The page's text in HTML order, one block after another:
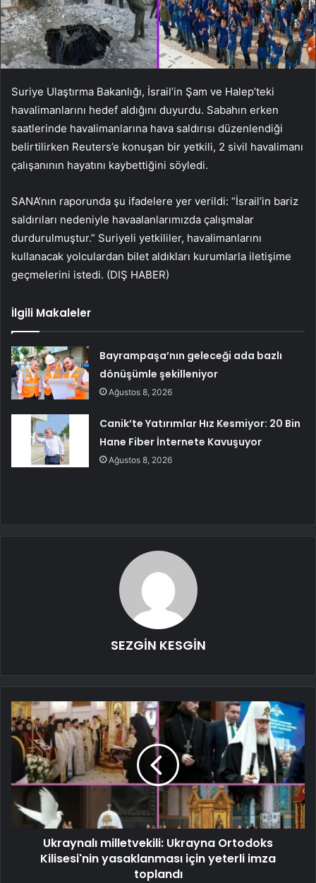
Suriye Ulaştırma Bakanlığı, İsrail’in Şam ve Halep’teki
havalimanlarını hedef aldığını duyurdu. Sabahın erken
saatlerinde havalimanlarına hava saldırısı düzenlendiği
belirtilirken Reuters’e konuşan bir yetkili, 2 sivil havalimanı
çalışanının hayatını kaybettiğini söyledi.
SANA’nın raporunda şu ifadelere yer verildi: “İsrail’in bariz
saldırıları nedeniyle havaalanlarımızda çalışmalar
durdurulmuştur.” Suriyeli yetkililer, havalimanlarını
kullanacak yolculardan bilet aldıkları kurumlarla iletişime
geçmelerini istedi. (DIŞ HABER)
İlgili Makaleler
Bayrampaşa’nın geleceği ada bazlı
dönüşümle şekilleniyor
Ağustos 8, 2026
Canik’te Yatırımlar Hız Kesmiyor: 20 Bin
Hane Fiber İnternete Kavuşuyor
Ağustos 8, 2026
SEZGİN KESGİN
Ukraynalı milletvekili: Ukrayna Ortodoks
Kilisesi'nin yasaklanması için yeterli imza
toplandı